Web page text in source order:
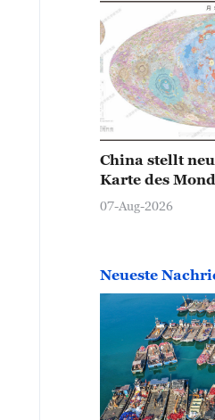
China stellt
Karte des
07-Aug-2026
Neueste